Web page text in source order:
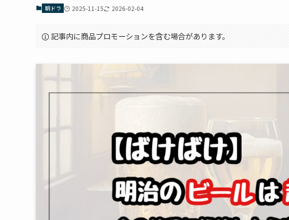
朝ドラ 2025-11-15 2026-02-04
記事内に商品プロモーションを含む場合があります。